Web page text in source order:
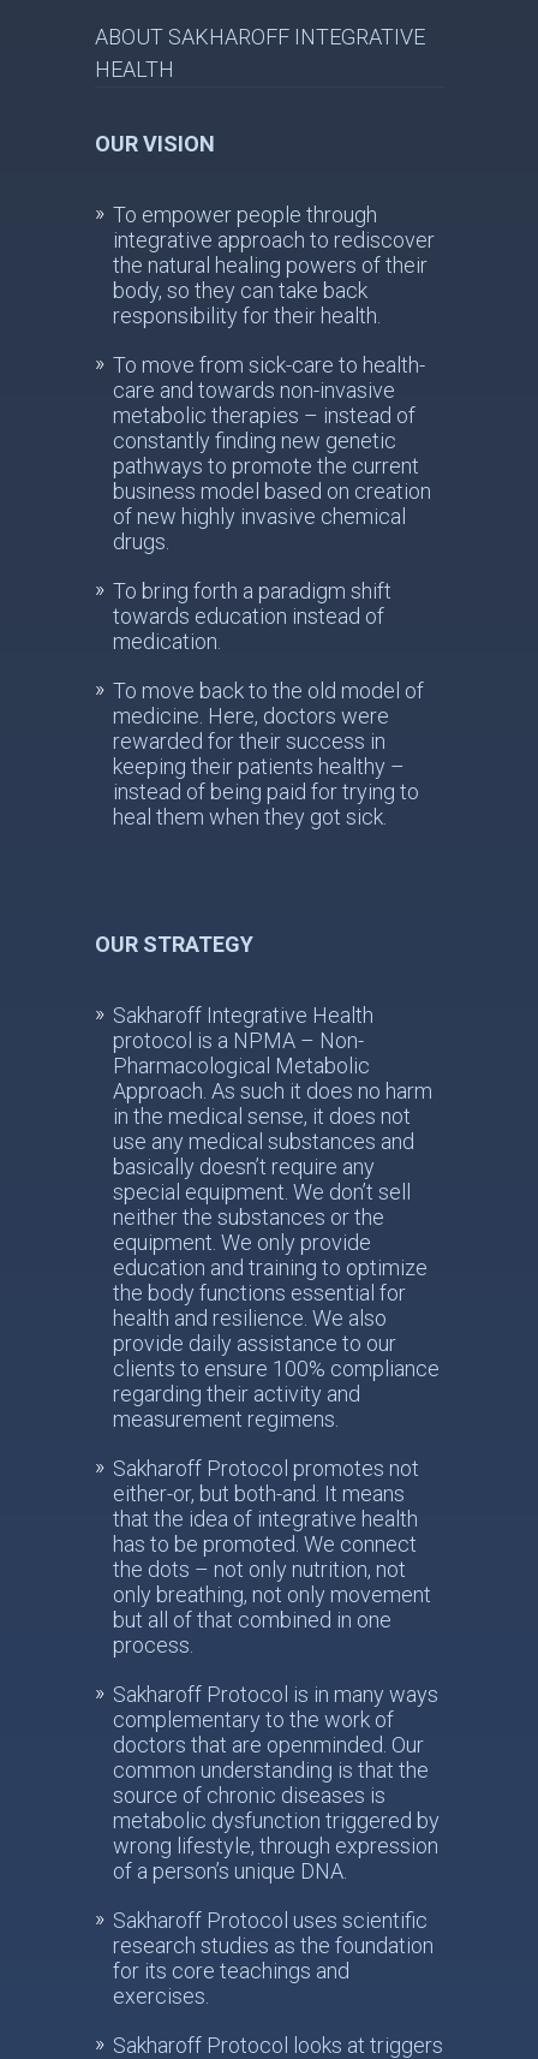
ABOUT SAKHAROFF INTEGRATIVE
HEALTH
OUR VISION
To empower people through
integrative approach to rediscover
the natural healing powers of their
body, so they can take back
responsibility for their health.
To move from sick-care to health-
care and towards non-invasive
metabolic therapies – instead of
constantly finding new genetic
pathways to promote the current
business model based on creation
of new highly invasive chemical
drugs.
To bring forth a paradigm shift
towards education instead of
medication.
To move back to the old model of
medicine. Here, doctors were
rewarded for their success in
keeping their patients healthy –
instead of being paid for trying to
heal them when they got sick.
OUR STRATEGY
Sakharoff Integrative Health
protocol is a NPMA – Non-
Pharmacological Metabolic
Approach. As such it does no harm
in the medical sense, it does not
use any medical substances and
basically doesn’t require any
special equipment. We don’t sell
neither the substances or the
equipment. We only provide
education and training to optimize
the body functions essential for
health and resilience. We also
provide daily assistance to our
clients to ensure 100% compliance
regarding their activity and
measurement regimens.
Sakharoff Protocol promotes not
either-or, but both-and. It means
that the idea of integrative health
has to be promoted. We connect
the dots – not only nutrition, not
only breathing, not only movement
but all of that combined in one
process.
Sakharoff Protocol is in many ways
complementary to the work of
doctors that are openminded. Our
common understanding is that the
source of chronic diseases is
metabolic dysfunction triggered by
wrong lifestyle, through expression
of a person’s unique DNA.
Sakharoff Protocol uses scientific
research studies as the foundation
for its core teachings and
exercises.
Sakharoff Protocol looks at triggers